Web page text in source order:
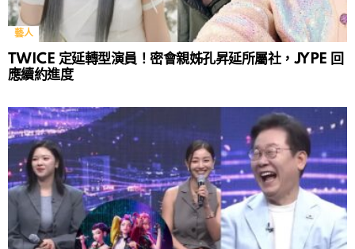
藝人
TWICE 定延轉型演員！密會親姊孔昇延所屬社，JYPE 回
應續約進度